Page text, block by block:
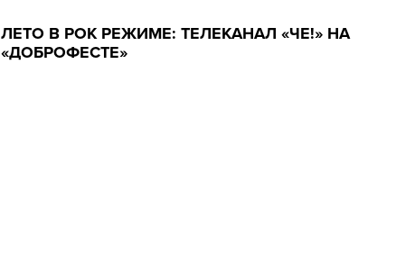
ЛЕТО В РОК РЕЖИМЕ: ТЕЛЕКАНАЛ «ЧЕ!» НА
«ДОБРОФЕСТЕ»